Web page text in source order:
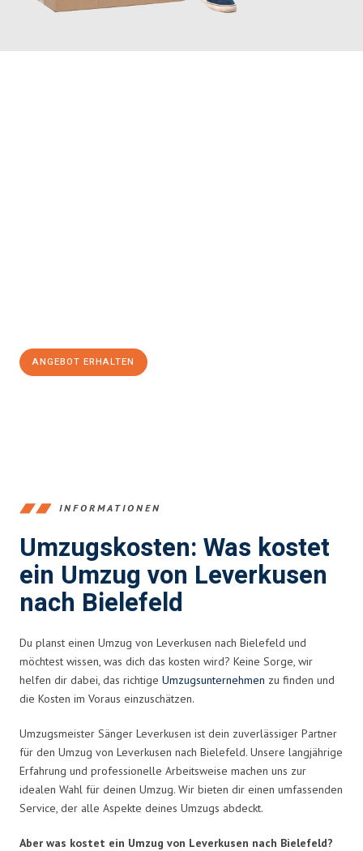
ANGEBOT ERHALTEN
INFORMATIONEN
Umzugskosten: Was kostet
ein Umzug von Leverkusen
nach Bielefeld
Du planst einen Umzug von Leverkusen nach Bielefeld und
möchtest wissen, was dich das kosten wird? Keine Sorge, wir
helfen dir dabei, das richtige Umzugsunternehmen zu finden und
die Kosten im Voraus einzuschätzen.
Umzugsmeister Sänger Leverkusen ist dein zuverlässiger Partner
für den Umzug von Leverkusen nach Bielefeld. Unsere langjährige
Erfahrung und professionelle Arbeitsweise machen uns zur
idealen Wahl für deinen Umzug. Wir bieten dir einen umfassenden
Service, der alle Aspekte deines Umzugs abdeckt.
Aber was kostet ein Umzug von Leverkusen nach Bielefeld?